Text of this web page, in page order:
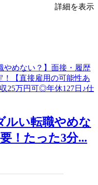
詳細を表示
ルい転職やめな
！たった3分...